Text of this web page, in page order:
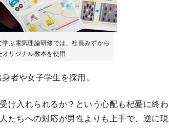
学ぶ電気理論研修では、社長みずから
オリジナル教本を使用
者や女子学生を採用。
け入れられるか？という心配も杞憂に終わ
たちへの対応が男性よりも上手で、逆に現